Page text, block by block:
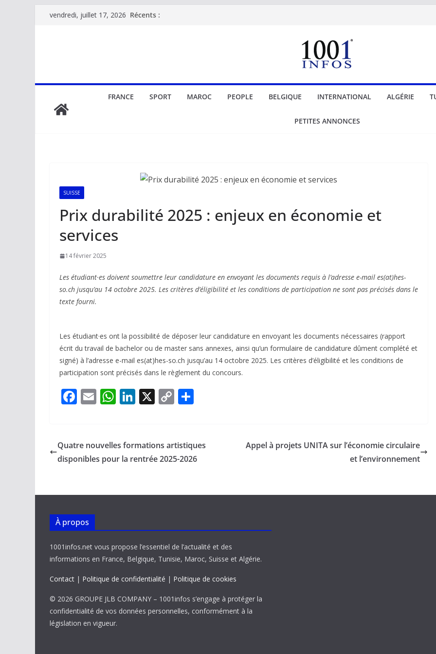
Passervendredi, juillet 17, 2026 Récents :
FRANCE SPORT MAROC PEOPLE BELGIQUE INTERNATIONAL ALGÉRIE
PETITES ANNONCES
SUISSE
Prix durabilité 2025 : enjeux en économie et
services
14 février 2025
Les étudiant·es doivent soumettre leur candidature en envoyant les documents requis à l’adresse e-mail es(at)hes-
so.ch jusqu’au 14 octobre 2025. Les critères d’éligibilité et les conditions de participation ne sont pas précisés dans le
texte fourni.
Les étudiant·es ont la possibilité de déposer leur candidature en envoyant les documents nécessaires (rapport
écrit du travail de bachelor ou de master sans annexes, ainsi qu’un formulaire de candidature dûment complété et
signé) à l’adresse e-mail es(at)hes-so.ch jusqu’au 14 octobre 2025. Les critères d’éligibilité et les conditions de
participation sont précisés dans le règlement du concours.
F
b
o
k
E
l
W
s
A
p
Li
e
dI
X C
y
Li
k
g
er
Quatre nouvelles formations artistiques
disponibles pour la rentrée 2025-2026
Appel à projets UNITA sur l’économie circulaire
et l’environnement
À propos
1001infos.net vous propose l’essentiel de l’actualité et des
informations en France, Belgique, Tunisie, Maroc, Suisse et Algérie.
Contact | Politique de confidentialité | Politique de cookies
© 2026 GROUPE JLB COMPANY – 1001infos s’engage à protéger la
confidentialité de vos données personnelles, conformément à la
législation en vigueur.